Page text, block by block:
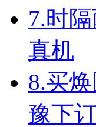
7.时
真机
8.买
豫下